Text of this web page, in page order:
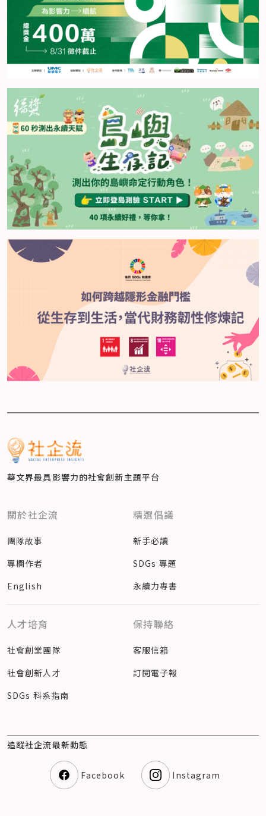
華文界最具影響力的社會創新主題平台
關於社企流
團隊故事
專欄作者
English
精選倡議
新手必讀
SDGs 專題
永續力專書
人才培育
社會創業團隊
社會創新人才
SDGs 科系指南
保持聯絡
客服信箱
訂閱電子報
追蹤社企流最新動態
Facebook Instagram